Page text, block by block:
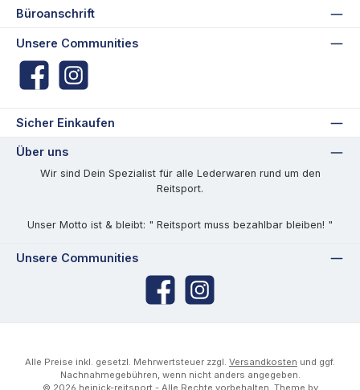
Unsere Communities
FacebookInstagram
Büroanschrift
Sicher Einkaufen
Über uns
Wir sind Dein Spezialist für alle Lederwaren rund um den
Reitsport.
Unser Motto ist & bleibt: " Reitsport muss bezahlbar bleiben! "
Unsere Communities
FacebookInstagram
Alle Preise inkl. gesetzl. Mehrwertsteuer zzgl. Versandkosten und ggf.
Nachnahmegebühren, wenn nicht anders angegeben.
© 2026 heinick-reitsport - Alle Rechte vorbehalten. Theme by